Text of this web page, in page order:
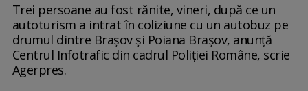
Trei persoane au fost rănite, vineri, după ce un
autoturism a intrat în coliziune cu un autobuz pe
drumul dintre Braşov şi Poiana Braşov, anunţă
Centrul Infotrafic din cadrul Poliţiei Române, scrie
Agerpres.